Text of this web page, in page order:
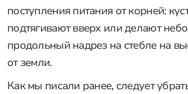
поступления питания от корней:
подтягивают вверх или делают
продольный надрез на стебле на
от земли.
Как мы писали ранее, следует